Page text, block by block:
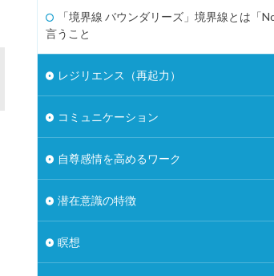
「境界線 バウンダリーズ」境界線とは「
言うこと
レジリエンス（再起力）
コミュニケーション
自尊感情を高めるワーク
潜在意識の特徴
瞑想